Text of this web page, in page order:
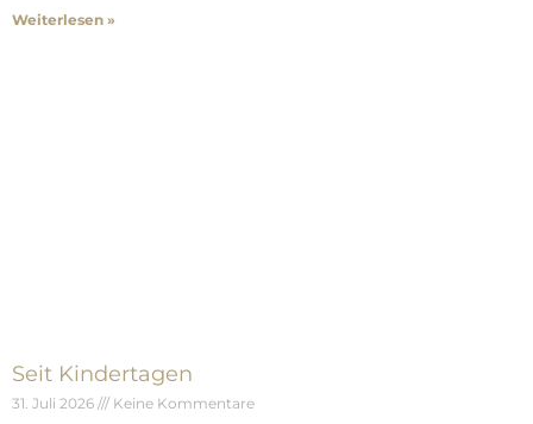
Weiterlesen »
Seit Kindertagen
31. Juli 2026 Keine Kommentare